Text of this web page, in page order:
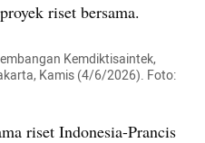
riset bersama.
Kemdiktisaintek,
Kamis (4/6/2026). Foto:
riset Indonesia-Prancis